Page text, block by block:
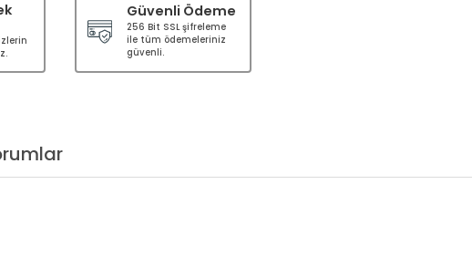
Güvenli Ödeme
256 Bit SSL şifreleme
ile tüm ödemeleriniz
güvenli.